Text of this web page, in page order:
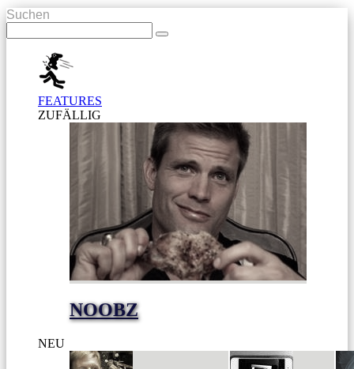
Suchen
FEATURES
ZUFÄLLIG
NOOBZ
NEU